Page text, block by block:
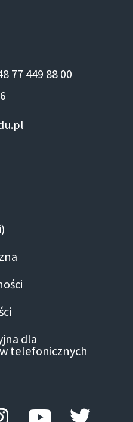
77 449 88 00
dla
telefonicznych
Youtube